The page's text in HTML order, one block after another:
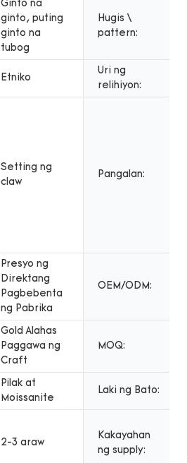
Ginto na
ginto, puting
ginto na
tubog
Hugis \
pattern:
Etniko
Uri ng
relihiyon:
Setting ng
claw
Pangalan:
Presyo ng
Direktang
Pagbebenta
ng Pabrika
OEM/ODM:
Gold Alahas
Paggawa ng
Craft
MOQ:
Pilak at
Moissanite
Laki ng Bato:
2-3 araw
Kakayahan
ng supply: